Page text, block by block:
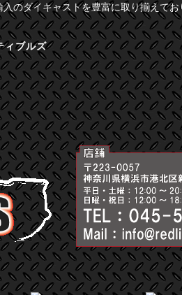
のダイキャストを豊富に取り揃えて
ィブルズ